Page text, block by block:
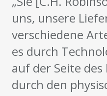
uns, unsere
verschiedene
es durch
auf der Seite
durch den
von Fracht.